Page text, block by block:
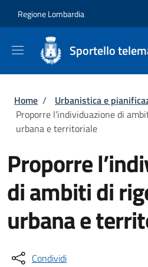
Regione Lombardia
Sportello
Briciole di pane
Home / Urbanistica e
Proporre l’individuazione di
urbana e territoriale
Proporre
di ambiti di
urbana e
Condividi